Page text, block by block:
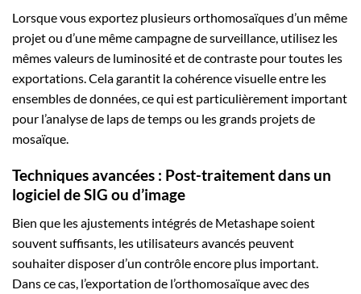
Lorsque vous exportez plusieurs orthomosaïques d’un même
projet ou d’une même campagne de surveillance, utilisez les
mêmes valeurs de luminosité et de contraste pour toutes les
exportations. Cela garantit la cohérence visuelle entre les
ensembles de données, ce qui est particulièrement important
pour l’analyse de laps de temps ou les grands projets de
mosaïque.
Techniques avancées : Post-traitement dans un
logiciel de SIG ou d’image
Bien que les ajustements intégrés de Metashape soient
souvent suffisants, les utilisateurs avancés peuvent
souhaiter disposer d’un contrôle encore plus important.
Dans ce cas, l’exportation de l’orthomosaïque avec des